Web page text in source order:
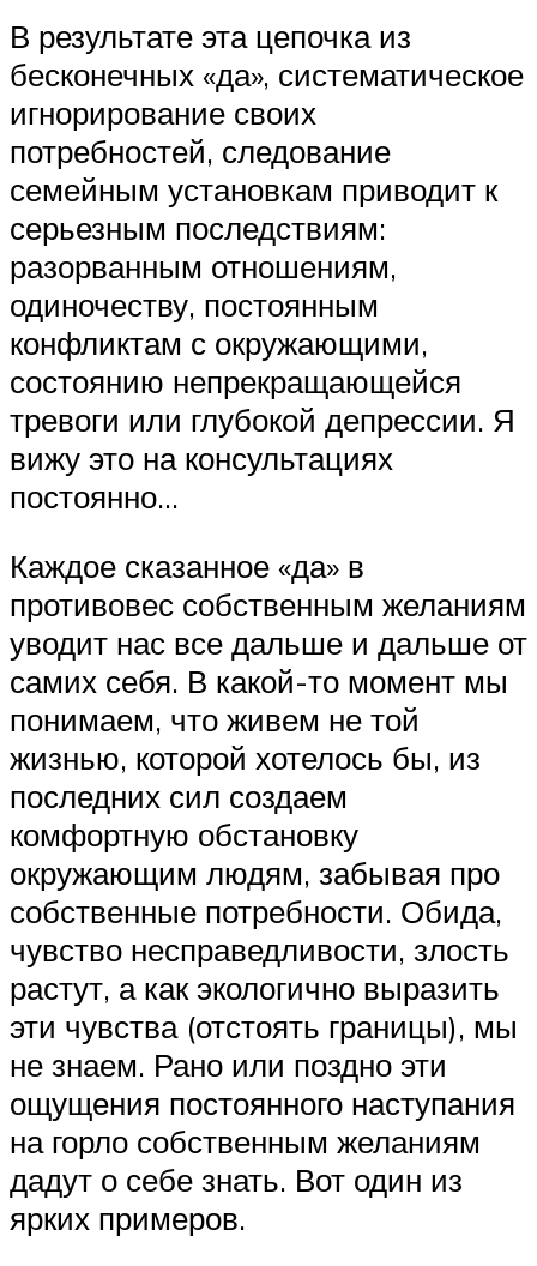
В результате эта цепочка из
бесконечных «да», систематическое
игнорирование своих
потребностей, следование
семейным установкам приводит к
серьезным последствиям:
разорванным отношениям,
одиночеству, постоянным
конфликтам с окружающими,
состоянию непрекращающейся
тревоги или глубокой депрессии. Я
вижу это на консультациях
постоянно…
Каждое сказанное «да» в
противовес собственным желаниям
уводит нас все дальше и дальше от
самих себя. В какой-то момент мы
понимаем, что живем не той
жизнью, которой хотелось бы, из
последних сил создаем
комфортную обстановку
окружающим людям, забывая про
собственные потребности. Обида,
чувство несправедливости, злость
растут, а как экологично выразить
эти чувства (отстоять границы), мы
не знаем. Рано или поздно эти
ощущения постоянного наступания
на горло собственным желаниям
дадут о себе знать. Вот один из
ярких примеров.